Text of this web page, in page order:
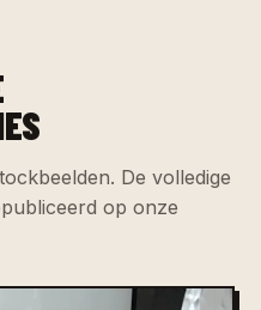
De volledige
op onze